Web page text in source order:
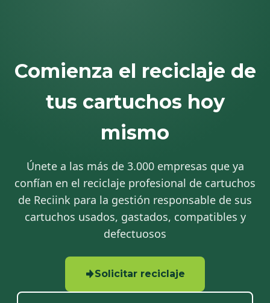
Comienza el reciclaje de
tus cartuchos hoy
mismo
Únete a las más de 3.000 empresas que ya
confían en el reciclaje profesional de cartuchos
de Reciink para la gestión responsable de sus
cartuchos usados, gastados, compatibles y
defectuosos
Solicitar reciclaje